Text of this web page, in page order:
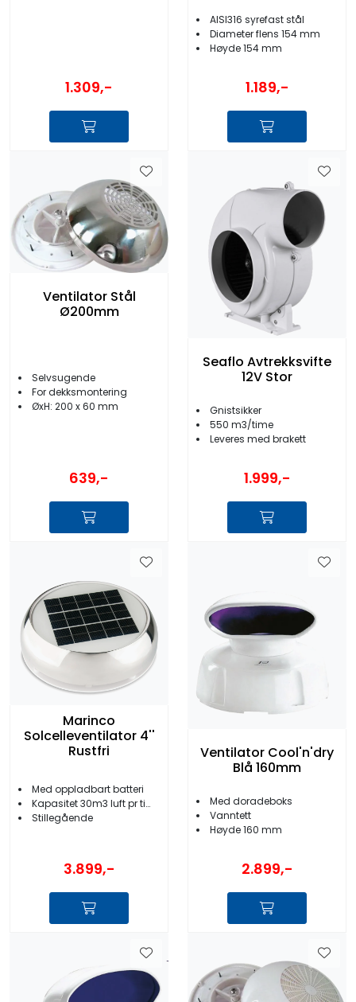
1.309,-
AISI316 syrefast stål
Diameter flens 154 mm
Høyde 154 mm
1.189,-
Ventilator Stål
Ø200mm
Selvsugende
For dekksmontering
ØxH: 200 x 60 mm
639,-
Seaflo Avtrekksvifte
12V Stor
Gnistsikker
550 m3/time
Leveres med brakett
1.999,-
Marinco
Solcelleventilator 4''
Rustfri
Med oppladbart batteri
Kapasitet 30m3 luft pr time
Stillegående
3.899,-
Ventilator Cool'n'dry
Blå 160mm
Med doradeboks
Vanntett
Høyde 160 mm
2.899,-